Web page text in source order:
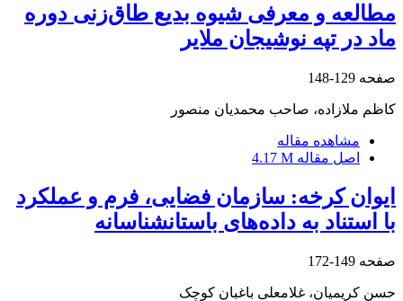
مطالعه و معرفی شیوه بدیع طاق‌زنی دوره
ماد در تپه نوشیجان ملایر
صفحه 129-148
کاظم ملازاده، صاحب محمدیان منصور
مشاهده مقاله
اصل مقاله 4.17 M
ایوان کرخه: سازمان فضایی، فرم و عملکرد
با استناد به داده‌های باستانشناسانه
صفحه 149-172
حسن کریمیان، غلامعلی باغبان کوچک